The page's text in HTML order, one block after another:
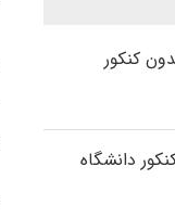
کنکور
دانشگاه